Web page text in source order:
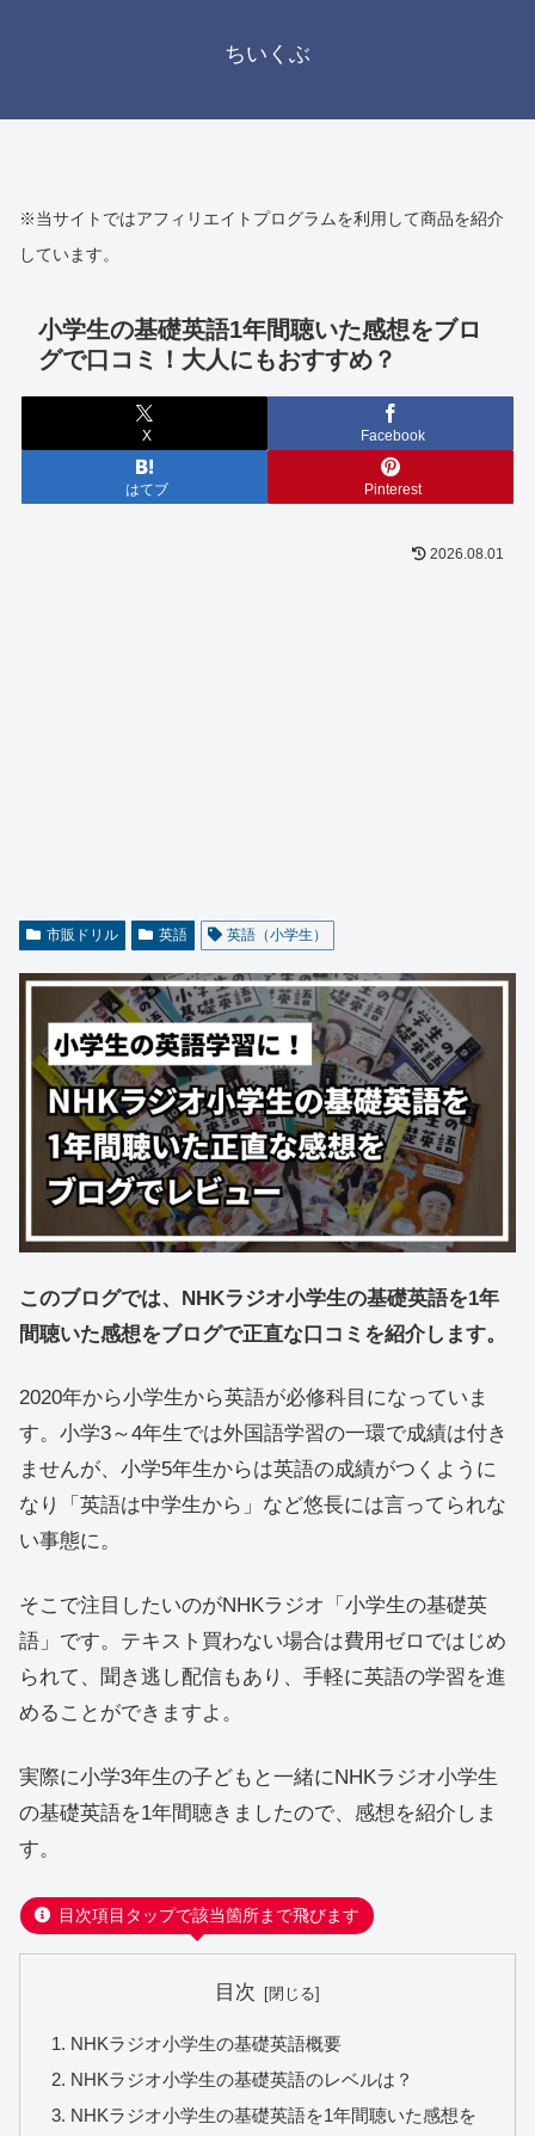
ちいくぶ
※当サイトではアフィリエイトプログラムを利用して商品を紹介
しています。
小学生の基礎英語1年間聴いた感想をブロ
グで口コミ！大人にもおすすめ？
X Facebook
はてブ Pinterest
2026.08.01
市販ドリル 英語 英語（小学生）
このブログでは、NHKラジオ小学生の基礎英語を1年
間聴いた感想をブログで正直な口コミを紹介します。
2020年から小学生から英語が必修科目になっていま
す。小学3～4年生では外国語学習の一環で成績は付き
ませんが、小学5年生からは英語の成績がつくように
なり「英語は中学生から」など悠長には言ってられな
い事態に。
そこで注目したいのがNHKラジオ「小学生の基礎英
語」です。テキスト買わない場合は費用ゼロではじめ
られて、聞き逃し配信もあり、手軽に英語の学習を進
めることができますよ。
実際に小学3年生の子どもと一緒にNHKラジオ小学生
の基礎英語を1年間聴きましたので、感想を紹介しま
す。
目次項目タップで該当箇所まで飛びます
目次
NHKラジオ小学生の基礎英語概要
NHKラジオ小学生の基礎英語のレベルは？
NHKラジオ小学生の基礎英語を1年間聴いた感想を